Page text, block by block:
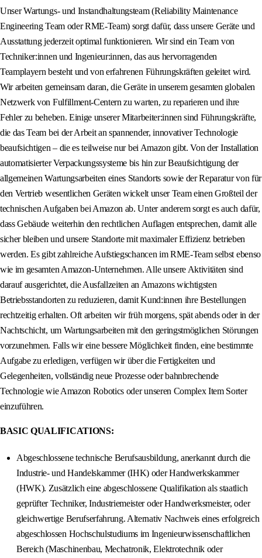
Unser Wartungs- und Instandhaltungsteam (Reliability Maintenance
Engineering Team oder RME-Team) sorgt dafür, dass unsere Geräte und
Ausstattung jederzeit optimal funktionieren. Wir sind ein Team von
Techniker:innen und Ingenieur:innen, das aus hervorragenden
Teamplayern besteht und von erfahrenen Führungskräften geleitet wird.
Wir arbeiten gemeinsam daran, die Geräte in unserem gesamten globalen
Netzwerk von Fulfillment-Centern zu warten, zu reparieren und ihre
Fehler zu beheben. Einige unserer Mitarbeiter:innen sind Führungskräfte,
die das Team bei der Arbeit an spannender, innovativer Technologie
beaufsichtigen – die es teilweise nur bei Amazon gibt. Von der Installation
automatisierter Verpackungssysteme bis hin zur Beaufsichtigung der
allgemeinen Wartungsarbeiten eines Standorts sowie der Reparatur von für
den Vertrieb wesentlichen Geräten wickelt unser Team einen Großteil der
technischen Aufgaben bei Amazon ab. Unter anderem sorgt es auch dafür,
dass Gebäude weiterhin den rechtlichen Auflagen entsprechen, damit alle
sicher bleiben und unsere Standorte mit maximaler Effizienz betrieben
werden. Es gibt zahlreiche Aufstiegschancen im RME-Team selbst ebenso
wie im gesamten Amazon-Unternehmen. Alle unsere Aktivitäten sind
darauf ausgerichtet, die Ausfallzeiten an Amazons wichtigsten
Betriebsstandorten zu reduzieren, damit Kund:innen ihre Bestellungen
rechtzeitig erhalten. Oft arbeiten wir früh morgens, spät abends oder in der
Nachtschicht, um Wartungsarbeiten mit den geringstmöglichen Störungen
vorzunehmen. Falls wir eine bessere Möglichkeit finden, eine bestimmte
Aufgabe zu erledigen, verfügen wir über die Fertigkeiten und
Gelegenheiten, vollständig neue Prozesse oder bahnbrechende
Technologie wie Amazon Robotics oder unseren Complex Item Sorter
einzuführen.
BASIC QUALIFICATIONS:
Abgeschlossene technische Berufsausbildung, anerkannt durch die
Industrie- und Handelskammer (IHK) oder Handwerkskammer
(HWK). Zusätzlich eine abgeschlossene Qualifikation als staatlich
geprüfter Techniker, Industriemeister oder Handwerksmeister, oder
gleichwertige Berufserfahrung. Alternativ Nachweis eines erfolgreich
abgeschlossen Hochschulstudiums im Ingenieurwissenschaftlichen
Bereich (Maschinenbau, Mechatronik, Elektrotechnik oder